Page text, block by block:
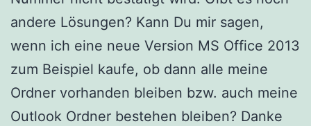
andere Lösungen? Kann Du mir sagen,
wenn ich eine neue Version MS Office 2013
zum Beispiel kaufe, ob dann alle meine
Ordner vorhanden bleiben bzw. auch meine
Outlook Ordner bestehen bleiben? Danke